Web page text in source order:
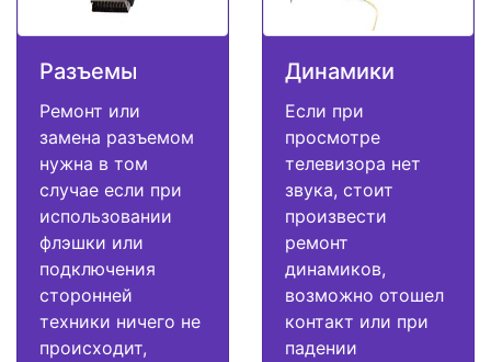
Разъемы
Ремонт или
замена разъемом
нужна в том
случае если при
использовании
флэшки или
подключения
сторонней
техники ничего не
происходит,
Динамики
Если при
просмотре
телевизора нет
звука, стоит
произвести
ремонт
динамиков,
возможно отошел
контакт или при
падении